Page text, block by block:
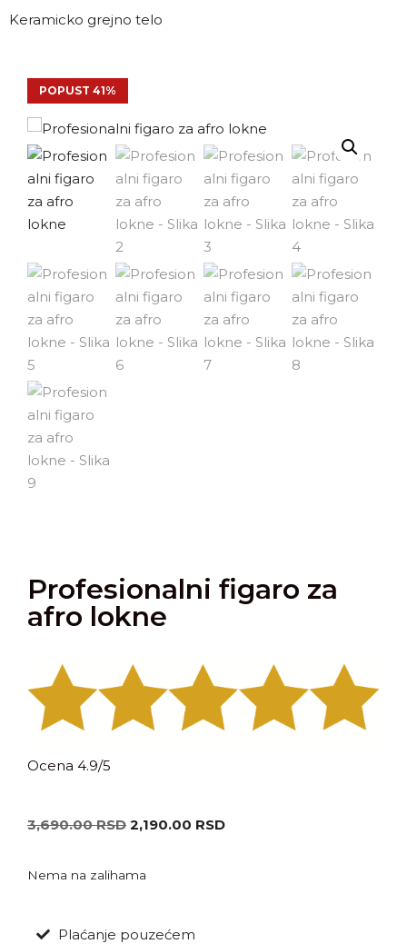
Keramicko grejno telo
POPUST 41%
Profesionalni figaro za
afro lokne
Ocena 4.9/5
3,690.00RSD 2,190.00 RSD
Nema na zalihama
Plaćanje pouzećem